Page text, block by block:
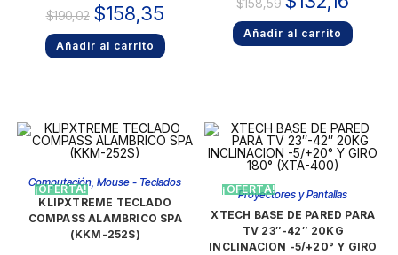
$190,02 $158,35
Añadir al carrito
Añadir al carrito
¡OFERTA!
Computación,Mouse - Teclados
KLIPXTREME TECLADO
COMPASS ALAMBRICO SPA
(KKM-252S)
¡OFERTA!
Proyectores y Pantallas
XTECH BASE DE PARED PARA
TV 23″-42″ 20KG
INCLINACION -5/+20° Y GIRO